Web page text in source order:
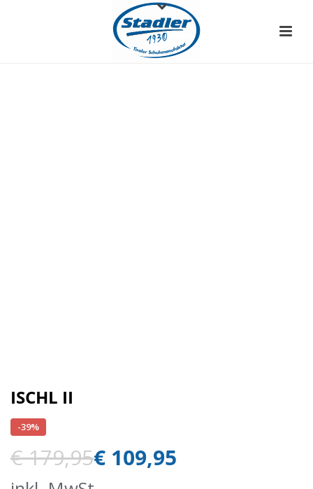
ISCHL II
-39%
€179,95€ 109,95